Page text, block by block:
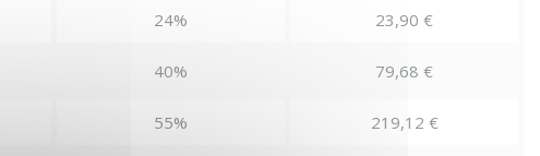
24% 23,90 €
40% 79,68 €
55% 219,12 €